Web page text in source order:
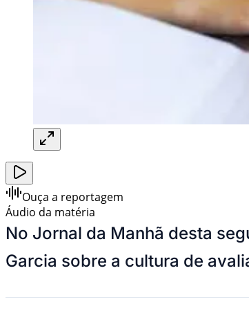
Ouça a reportagem
Áudio da matéria
No Jornal da Manhã desta
Garcia sobre a cultura de